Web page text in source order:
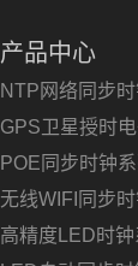
产品中心
NTP网络同步时
GPS卫星授时
POE同步时钟系
无线WIFI同步时
高精度LED时钟